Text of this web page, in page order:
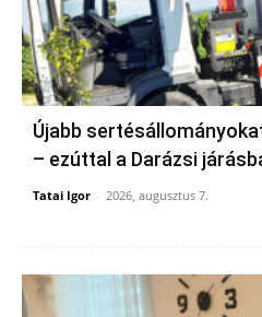
Újabb
– ezúttal a Darázsi
Tatai Igor - 2026, augusztus 7.